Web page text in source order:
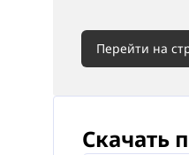
Перейти на
Скачать